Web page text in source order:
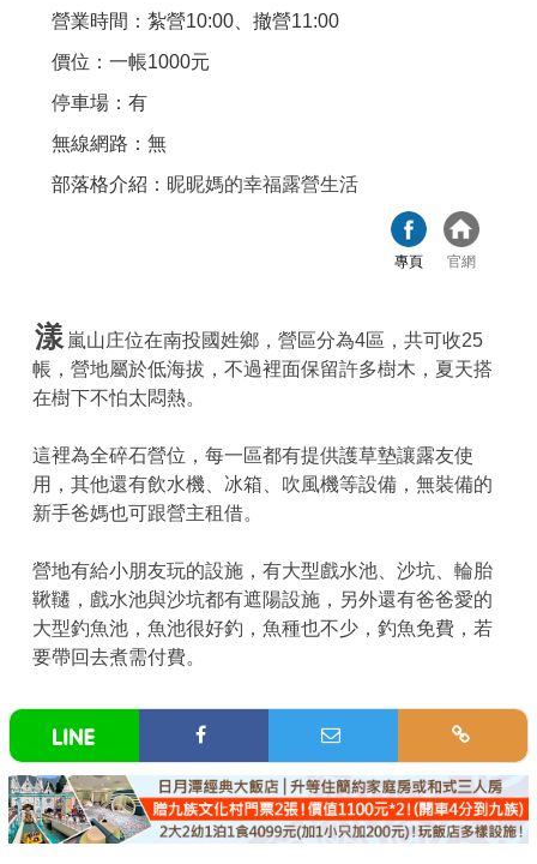
營業時間：紮營10:00、撤營11:00
價位：一帳1000元
停車場：有
無線網路：無
部落格介紹： 昵昵媽的幸福露營生活
專頁 官網
漾 嵐山庄位在南投國姓鄉，營區分為4區，共可收25
帳，營地屬於低海拔，不過裡面保留許多樹木，夏天搭
在樹下不怕太悶熱。
這裡為全碎石營位，每一區都有提供護草墊讓露友使
用，其他還有飲水機、冰箱、吹風機等設備，無裝備的
新手爸媽也可跟營主租借。
營地有給小朋友玩的設施，有大型戲水池、沙坑、輪胎
鞦韆，戲水池與沙坑都有遮陽設施，另外還有爸爸愛的
大型釣魚池，魚池很好釣，魚種也不少，釣魚免費，若
要帶回去煮需付費。